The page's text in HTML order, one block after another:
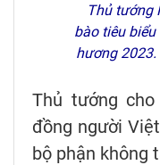
Thủ tướng
bào tiêu
hương 2023.
Thủ tướng
đồng người
bộ phận không